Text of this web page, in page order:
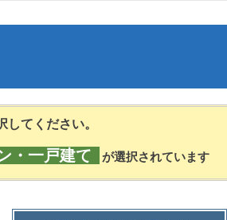
てください。
・一戸建て が選択されています